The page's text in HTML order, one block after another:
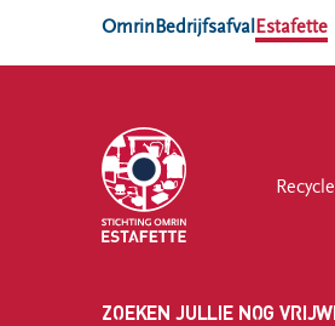
OmrinBedrijfsafval Estafette
Recyclewinkels
ZOEKEN JULLIE NOG